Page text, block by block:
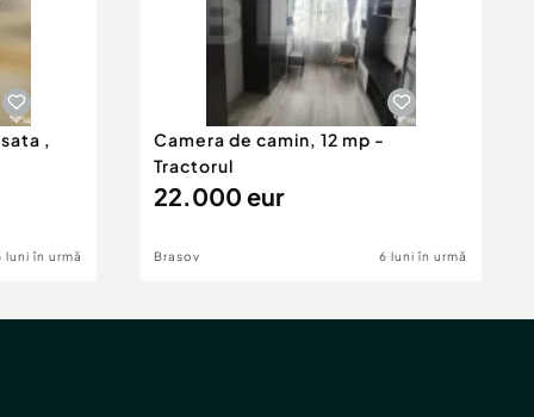
,
luni în urmă
Camera de camin, 12 mp -
Tractorul
22.000 eur
Brasov 6 luni în urmă